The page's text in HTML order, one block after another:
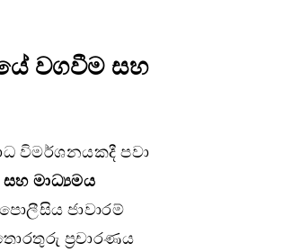
වගවීම සහ
විමර්ශනයකදී පවා
මාධ්‍යමය
ජාවාරම්
ප්‍රචාරණය